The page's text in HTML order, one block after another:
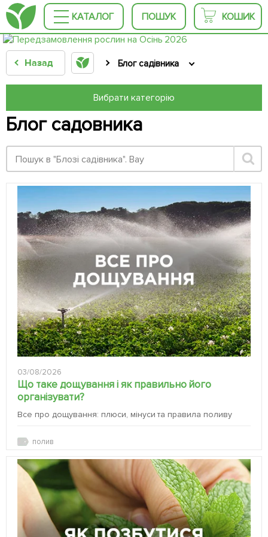
КАТАЛОГ ПОШУК КОШИК
Назад Блог садівника
Вибрати категорію
Блог садовника
03/08/2026
Що таке дощування і як правильно його
організувати?
Все про дощування: плюси, мінуси та правила поливу
полив